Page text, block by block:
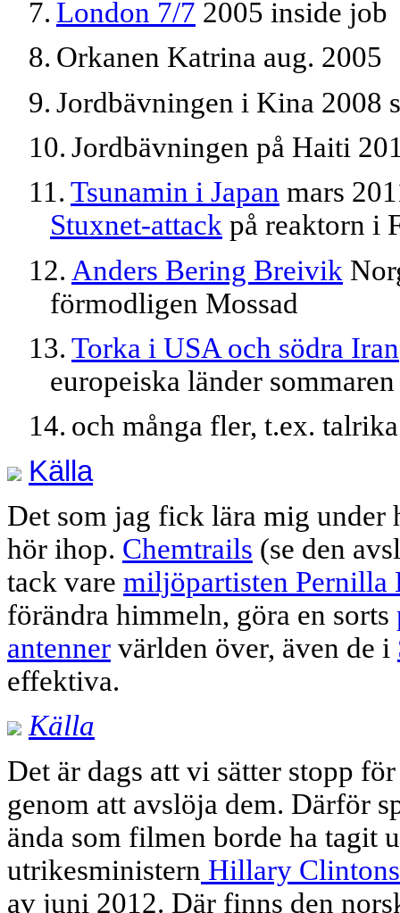
7. London 7/7 2005 inside job
8. Orkanen Katrina aug. 2005
9. Jordbävningen i Kina 2008
10. Jordbävningen på Haiti
11. Tsunamin i Japan mars
Stuxnet-attack på reaktorn i
12. Anders Bering Breivik
förmodligen Mossad
13. Torka i USA och södra Iran
europeiska länder
14. och många fler, t.ex.
Källa
Det som jag fick lära mig under
hör ihop. Chemtrails (se den
tack vare miljöpartisten Pernilla
förändra himmeln, göra en sorts
antenner världen över, även de i
effektiva.
Källa
Det är dags att vi sätter stopp
genom att avslöja dem. Därför
ända som filmen borde ha tagit
utrikesministern Hillary
av juni 2012. Där finns den